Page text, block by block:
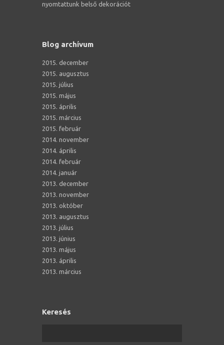
nyomtattunk belső dekorációt
Blog archívum
2015. december
2015. augusztus
2015. július
2015. május
2015. április
2015. március
2015. február
2014. november
2014. április
2014. február
2014. január
2013. december
2013. november
2013. október
2013. augusztus
2013. július
2013. június
2013. május
2013. április
2013. március
Keresés